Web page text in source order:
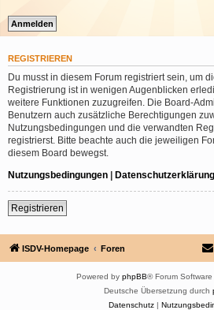
REGISTRIEREN
Du musst in diesem Forum registriert sein, um
Registrierung ist in wenigen Augenblicken
weitere Funktionen zuzugreifen. Die Board-
Benutzern auch zusätzliche Berechtigungen
Nutzungsbedingungen und die verwandten
registrierst. Bitte beachte auch die jeweiligen
diesem Board bewegst.
Nutzungsbedingungen | Datenschutzerklärung
Registrieren
ISDV-Homepage Foren
Powered by phpBB® Forum
Deutsche Übersetzung durch
Datenschutz|